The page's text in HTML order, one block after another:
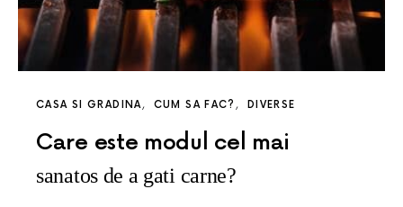
CASA SI GRADINA CUM SA FAC? DIVERSE
Care este modul cel mai
sanatos de a gati carne?